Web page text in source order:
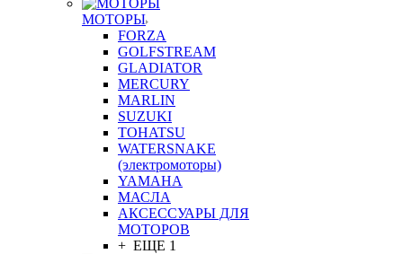
МОТОРЫ
FORZA
GOLFSTREAM
GLADIATOR
MERCURY
MARLIN
SUZUKI
TOHATSU
WATERSNAKE
(электромоторы)
YAMAHA
МАСЛА
АКСЕССУАРЫ ДЛЯ
МОТОРОВ
+ ЕЩЕ 1